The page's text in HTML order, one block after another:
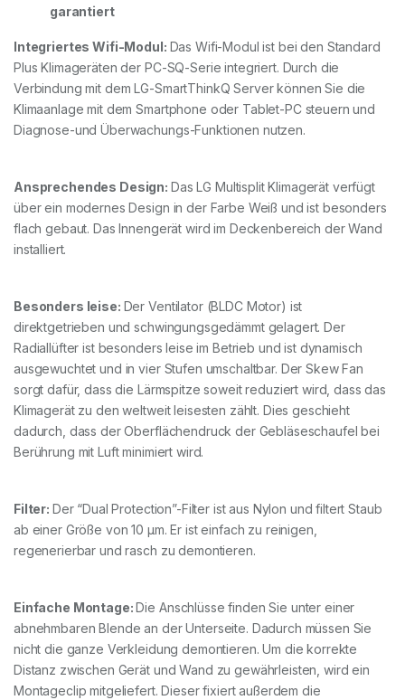
garantiert
Integriertes Wifi-Modul: Das Wifi-Modul ist bei den Standard
Plus Klimageräten der PC-SQ-Serie integriert. Durch die
Verbindung mit dem LG-SmartThinkQ Server können Sie die
Klimaanlage mit dem Smartphone oder Tablet-PC steuern und
Diagnose-und Überwachungs-Funktionen nutzen.
Ansprechendes Design: Das LG Multisplit Klimagerät verfügt
über ein modernes Design in der Farbe Weiß und ist besonders
flach gebaut. Das Innengerät wird im Deckenbereich der Wand
installiert.
Besonders leise: Der Ventilator (BLDC Motor) ist
direktgetrieben und schwingungsgedämmt gelagert. Der
Radiallüfter ist besonders leise im Betrieb und ist dynamisch
ausgewuchtet und in vier Stufen umschaltbar. Der Skew Fan
sorgt dafür, dass die Lärmspitze soweit reduziert wird, dass das
Klimagerät zu den weltweit leisesten zählt. Dies geschieht
dadurch, dass der Oberflächendruck der Gebläseschaufel bei
Berührung mit Luft minimiert wird.
Filter: Der “Dual Protection”-Filter ist aus Nylon und filtert Staub
ab einer Größe von 10 µm. Er ist einfach zu reinigen,
regenerierbar und rasch zu demontieren.
Einfache Montage:Die Anschlüsse finden Sie unter einer
abnehmbaren Blende an der Unterseite. Dadurch müssen Sie
nicht die ganze Verkleidung demontieren. Um die korrekte
Distanz zwischen Gerät und Wand zu gewährleisten, wird ein
Montageclip mitgeliefert. Dieser fixiert außerdem die